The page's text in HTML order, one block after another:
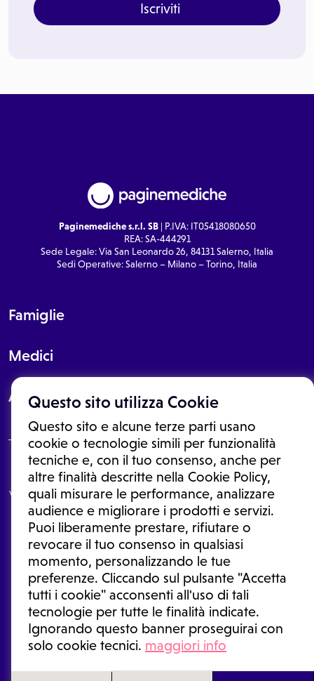
Questo sito utilizza Cookie
Questo sito e alcune terze parti usano
cookie o tecnologie simili per funzionalità
tecniche e, con il tuo consenso, anche per
altre finalità descritte nella Cookie Policy,
quali misurare le performance, analizzare
audience e migliorare i prodotti e servizi.
Puoi liberamente prestare, rifiutare o
revocare il tuo consenso in qualsiasi
momento, personalizzando le tue
preferenze. Cliccando sul pulsante "Accetta
tutti i cookie" acconsenti all'uso di tali
tecnologie per tutte le finalità indicate.
Ignorando questo banner proseguirai con
solo cookie tecnici. maggiori info
Iscriviti
Paginemediche s.r.l. SB| P.IVA: IT05418080650
REA: SA-444291
Sede Legale: Via San Leonardo 26, 84131 Salerno, Italia
Sedi Operative: Salerno – Milano – Torino, Italia
Famiglie
Medici
About
Le informazioni proposte in questo sito non sono un consulto medico.
In nessun caso, queste informazioni sostituiscono un consulto, una
visita o una diagnosi formulata dal medico. Non si devono considerare
le informazioni disponibili come suggerimenti per la formulazione di
una diagnosi, la determinazione di un trattamento o l'assunzione o
sospensione di un farmaco senza prima consultare un medico di
medicina generale o uno specialista.
Condizioni di utilizzo|Privacy Policy |Gestione cookie
Ⓒ 2025 | Tutti i diritti riservati.